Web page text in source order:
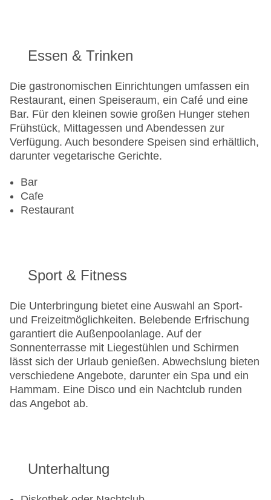
Liegen am Pool
Landeskategorie: 3,5 Sterne
Essen & Trinken
Die gastronomischen Einrichtungen umfassen ein
Restaurant, einen Speiseraum, ein Café und eine
Bar. Für den kleinen sowie großen Hunger stehen
Frühstück, Mittagessen und Abendessen zur
Verfügung. Auch besondere Speisen sind erhältlich,
darunter vegetarische Gerichte.
Bar
Cafe
Restaurant
Sport & Fitness
Die Unterbringung bietet eine Auswahl an Sport-
und Freizeitmöglichkeiten. Belebende Erfrischung
garantiert die Außenpoolanlage. Auf der
Sonnenterrasse mit Liegestühlen und Schirmen
lässt sich der Urlaub genießen. Abwechslung bieten
verschiedene Angebote, darunter ein Spa und ein
Hammam. Eine Disco und ein Nachtclub runden
das Angebot ab.
Unterhaltung